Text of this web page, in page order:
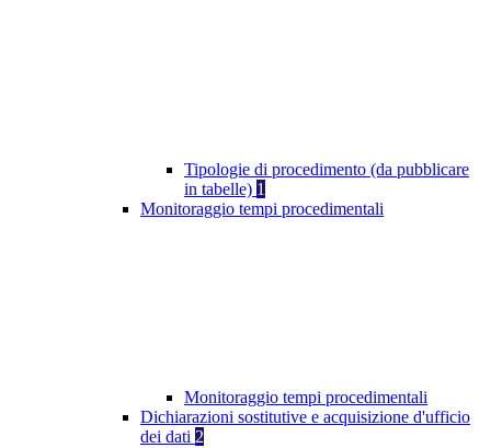
Tipologie di procedimento (da pubblicare
in tabelle) 1
Monitoraggio tempi procedimentali
Monitoraggio tempi procedimentali
Dichiarazioni sostitutive e acquisizione d'ufficio
dei dati 2